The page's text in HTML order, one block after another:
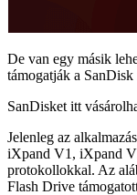
De van egy másik
támogatják a
SanDisket itt
Jelenleg az
iXpand V1, iXpand
protokollokkal. Az
Flash Drive